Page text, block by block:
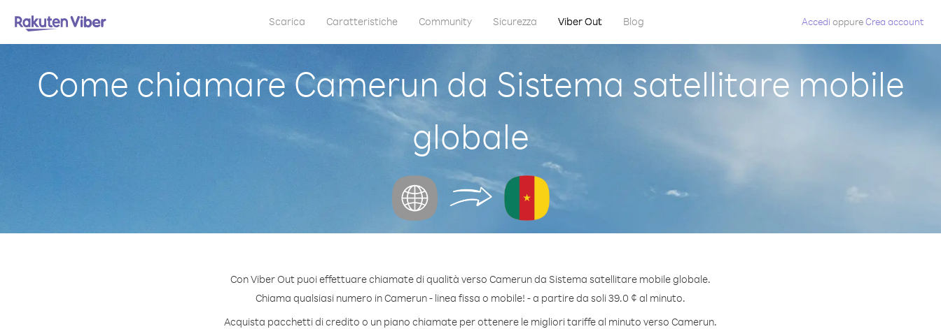
Scarica Caratteristiche Community Sicurezza Viber Out Blog Accedi oppureCrea account
Come chiamare Camerun da Sistema satellitare mobile
globale
Con Viber Out puoi effettuare chiamate di qualità verso Camerun da Sistema satellitare mobile globale.
Chiama qualsiasi numero in Camerun - linea fissa o mobile! - a partire da soli 39.0 ¢ al minuto.
Acquista pacchetti di credito o un piano chiamate per ottenere le migliori tariffe al minuto verso Camerun.